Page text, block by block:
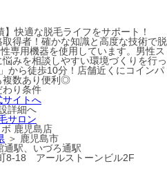
】快適な脱毛ライフをサポート！
得者！確かな知識と高度な技術で脱
専用機器を使用しています。男性ス
みを相談しやすい環境づくりを行っ
から徒歩10分！店舗近くにコインパ
複数あり便利◎
わり条件
サイトへ
詳細へ
サロン
鹿児島店
＞ 鹿児島市
通駅、いづろ通駅
8-18 アールストーンビル2F